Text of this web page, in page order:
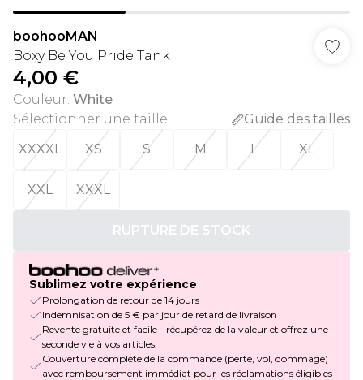
boohooMAN
Boxy Be You Pride Tank
4,00 €
Couleur: White
Sélectionner une taille:
Guide des tailles
XXXXL
XS S M L XL
XXL XXXL
RUPTURE DE STOCK
Sublimez votre expérience
Prolongation de retour de 14 jours
Indemnisation de 5 € par jour de retard de livraison
Revente gratuite et facile - récupérez de la valeur et offrez une
seconde vie à vos articles.
Couverture complète de la commande (perte, vol, dommage)
avec remboursement immédiat pour les réclamations éligibles